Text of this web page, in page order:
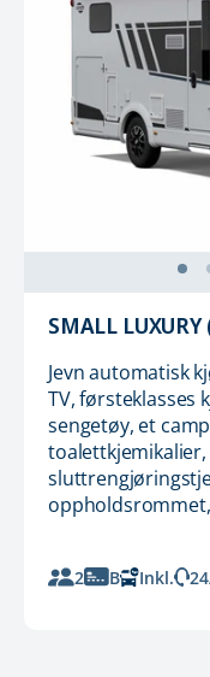
SMALL
Jevn automatisk
TV, førsteklasses
sengetøy, et
toalettkjemikalier,
oppholdsrommet,
2 B Inkl.